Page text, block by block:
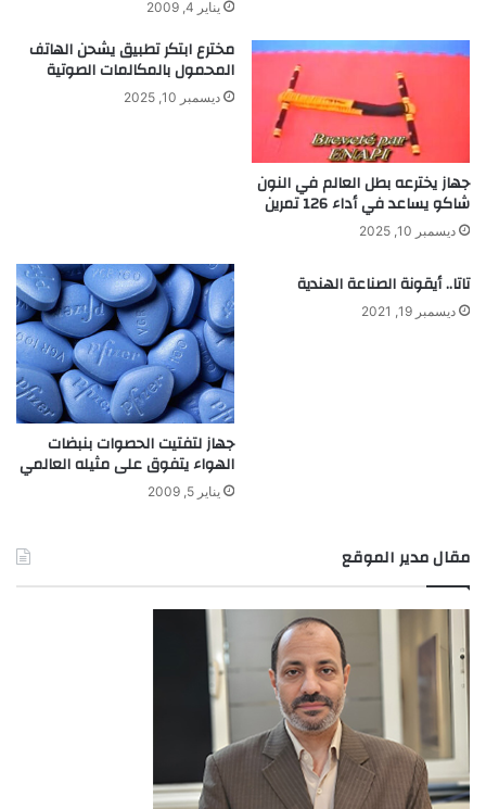
يناير 4, 2009
جهاز يخترعه بطل العالم في النون
شاكو يساعد في أداء 126 تمرين
ديسمبر 10, 2025
مخترع ابتكر تطبيق يشحن الهاتف
المحمول بالمكالمات الصوتية
ديسمبر 10, 2025
تاتا.. أيقونة الصناعة الهندية
ديسمبر 19, 2021
جهاز لتفتيت الحصوات بنبضات
الهواء يتفوق على مثيله العالمي
يناير 5, 2009
مقال مدير الموقع